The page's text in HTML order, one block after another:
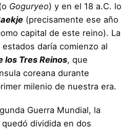
Goguryeo) y en el 18 a.C. lo
(precisamente ese año
capital de este reino). La
daría comienzo al
los Tres Reinos, que
coreana durante
milenio de nuestra era.
Guerra Mundial, la
dividida en dos